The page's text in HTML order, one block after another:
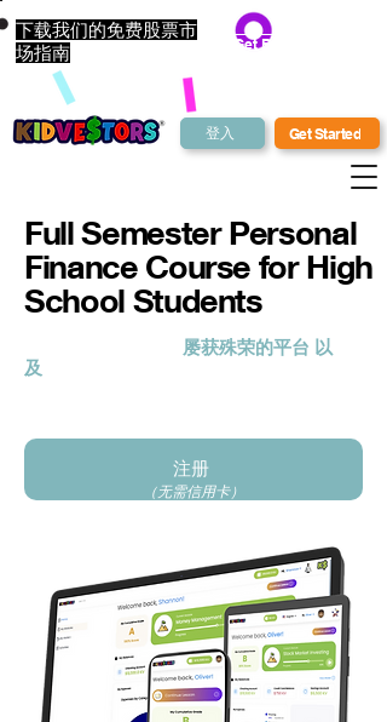
登入 Get Started
下载我们的免费股票市
场指南
Get Bonus Bucks
Full Semester Personal
Finance Course for High
School Students
屡获殊荣的平台 以
及
注册
（无需信用卡）